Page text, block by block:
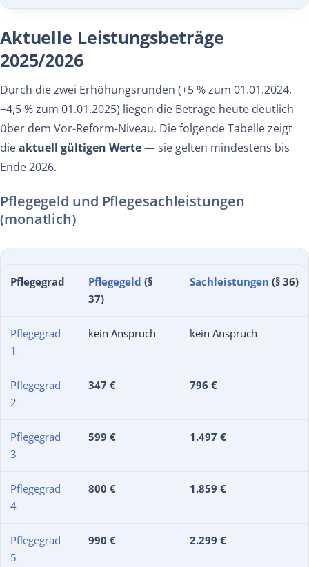
Aktuelle Leistungsbeträge
2025/2026
Durch die zwei Erhöhungsrunden (+5 % zum 01.01.2024,
+4,5 % zum 01.01.2025) liegen die Beträge heute deutlich
über dem Vor-Reform-Niveau. Die folgende Tabelle zeigt
dieaktuell gültigen Werte— sie gelten mindestens bis
Ende 2026.
Pflegegeld und Pflegesachleistungen
(monatlich)
Pflegegrad Pflegegeld (§
37)
Sachleistungen (§ 36)
Pflegegrad
1
kein Anspruch kein Anspruch
Pflegegrad
2
347 € 796 €
Pflegegrad
3
599 € 1.497 €
Pflegegrad
4
800 € 1.859 €
Pflegegrad
5
990 € 2.299 €